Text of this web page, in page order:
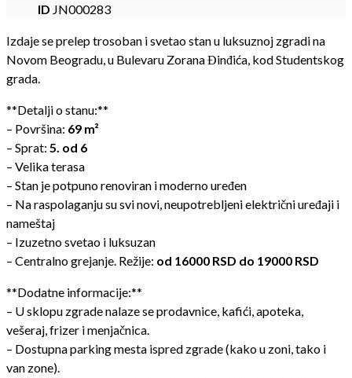
ID JN000283
Izdaje se prelep trosoban i svetao stan u luksuznoj zgradi na
Novom Beogradu, u Bulevaru Zorana Đinđića, kod Studentskog
grada.
**Detalji o stanu:**
– Površina: 69 m²
– Sprat: 5. od 6
– Velika terasa
– Stan je potpuno renoviran i moderno uređen
– Na raspolaganju su svi novi, neupotrebljeni električni uređaji i
nameštaj
– Izuzetno svetao i luksuzan
– Centralno grejanje. Režije: od 16000 RSD do 19000 RSD
**Dodatne informacije:**
– U sklopu zgrade nalaze se prodavnice, kafići, apoteka,
vešeraj, frizer i menjačnica.
– Dostupna parking mesta ispred zgrade (kako u zoni, tako i
van zone).